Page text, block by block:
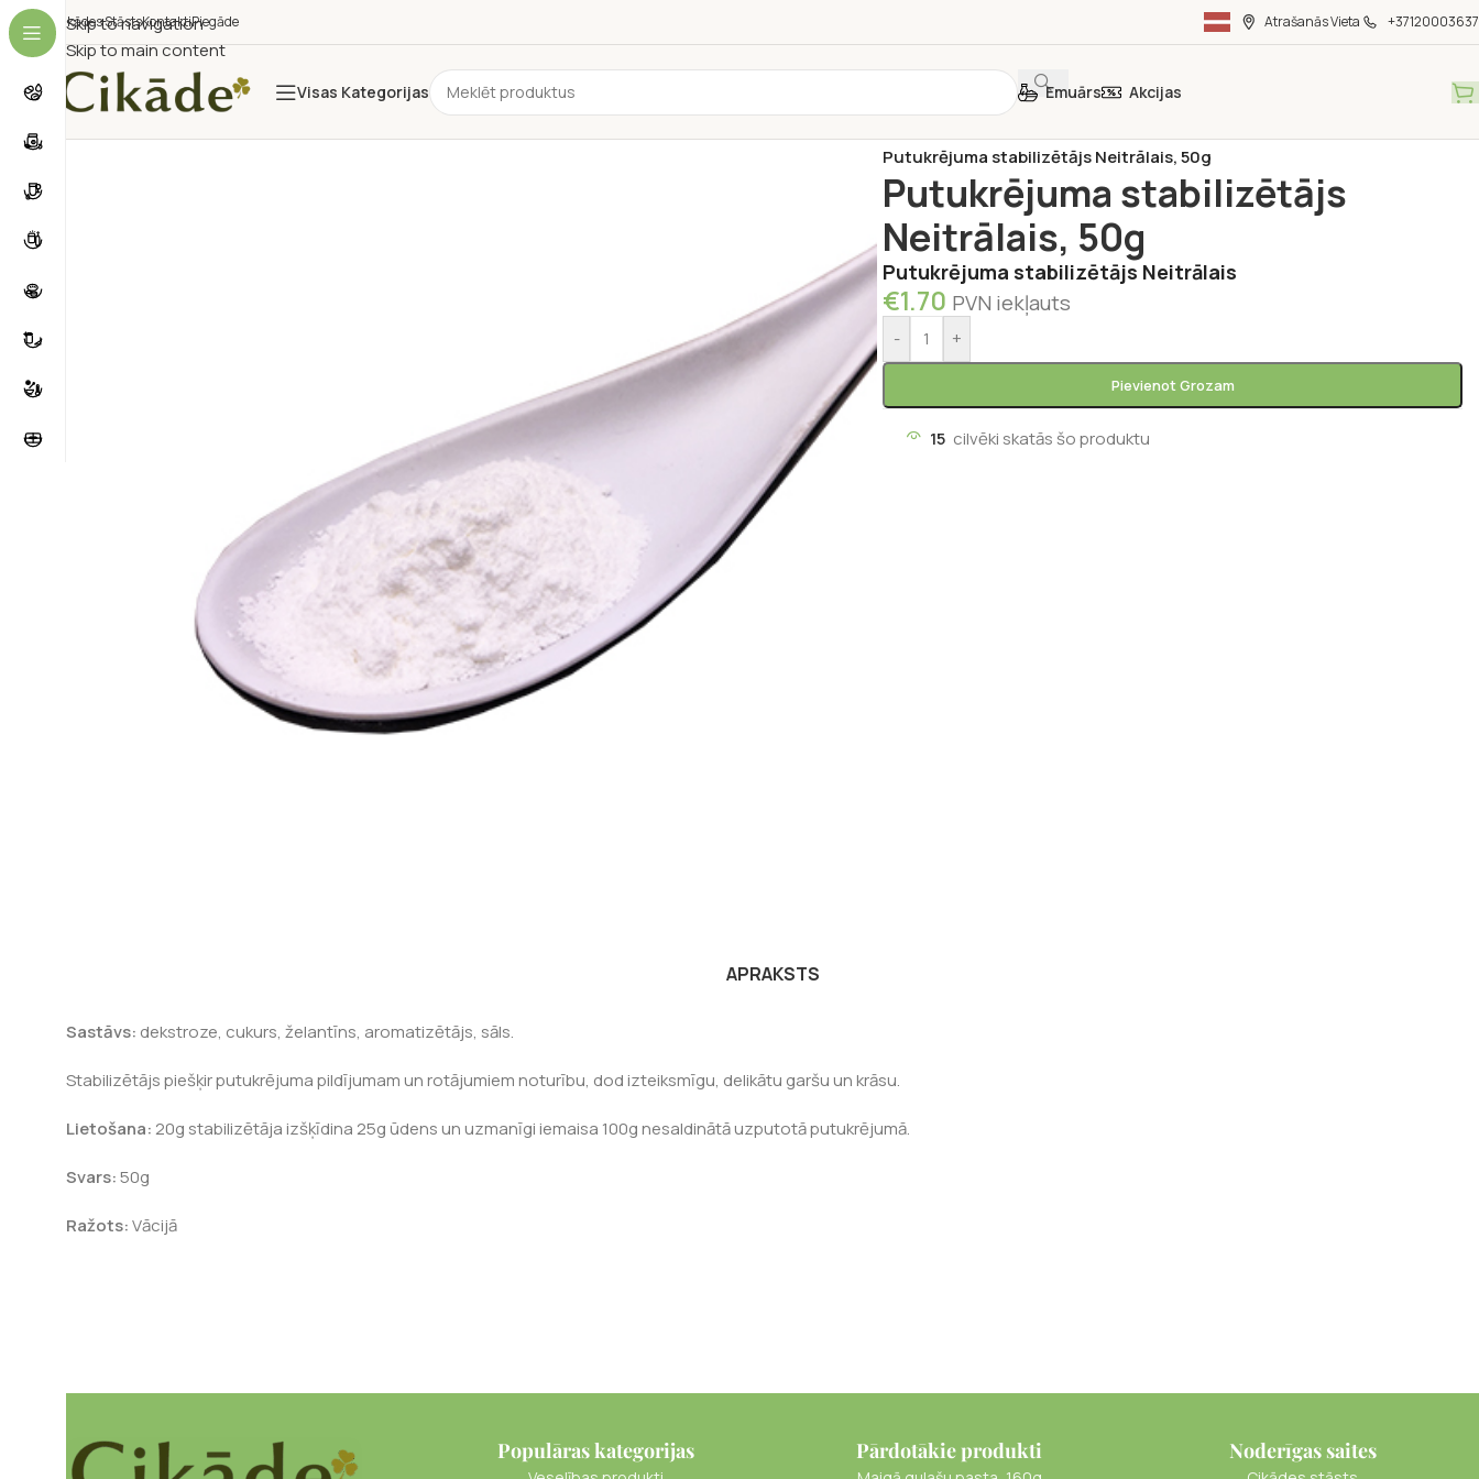
Skip to navigation
Skip to main content
Cikādes StāstsKontaktiPiegāde Atrašanās Vieta +37120003637
Visas Kategorijas Emuārs Akcijas
Putukrējuma stabilizētājs Neitrālais, 50g
Putukrējuma stabilizētājs
Neitrālais, 50g
Putukrējuma stabilizētājs Neitrālais
€1.70 PVN iekļauts
- +
Pievienot Grozam
15 cilvēki skatās šo produktu
APRAKSTS
Sastāvs: dekstroze, cukurs, želantīns, aromatizētājs, sāls.
Stabilizētājs piešķir putukrējuma pildījumam un rotājumiem noturību, dod izteiksmīgu, delikātu garšu un krāsu.
Lietošana: 20g stabilizētāja izšķīdina 25g ūdens un uzmanīgi iemaisa 100g nesaldinātā uzputotā putukrējumā.
Svars:50g
Ražots:Vācijā
Populāras kategorijas Pārdotākie produkti Noderīgas saites